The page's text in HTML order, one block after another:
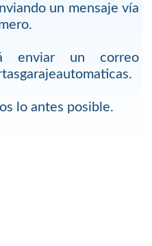
un mensaje vía
enviar un correo
lo antes posible.